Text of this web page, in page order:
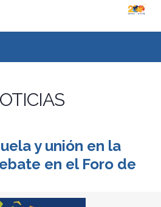
y unión en la
en el Foro de